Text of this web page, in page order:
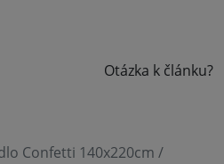
Otázka k článku?
Confetti 140x220cm /